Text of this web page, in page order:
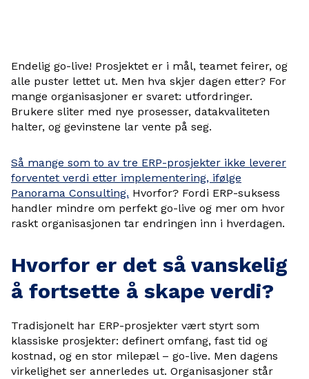
Endelig go-live! Prosjektet er i mål, teamet feirer, og
alle puster lettet ut. Men hva skjer dagen etter? For
mange organisasjoner er svaret: utfordringer.
Brukere sliter med nye prosesser, datakvaliteten
halter, og gevinstene lar vente på seg.
Så mange som to av tre ERP-prosjekter ikke leverer
forventet verdi etter implementering, ifølge
Panorama Consulting. Hvorfor? Fordi ERP-suksess
handler mindre om perfekt go-live og mer om hvor
raskt organisasjonen tar endringen inn i hverdagen.
Hvorfor er det så vanskelig
å fortsette å skape verdi?
Tradisjonelt har ERP-prosjekter vært styrt som
klassiske prosjekter: definert omfang, fast tid og
kostnad, og en stor milepæl – go-live. Men dagens
virkelighet ser annerledes ut. Organisasjoner står